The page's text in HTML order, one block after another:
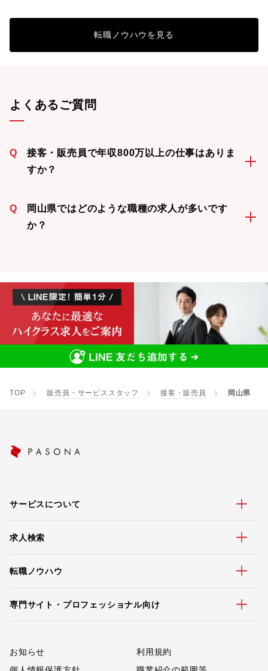
転職ノウハウを見る
よくあるご質問
Q
接客・販売員で年収800万以上の仕事はありま
すか？
Q
岡山県ではどのような職種の求人が多いです
か？
TOP 販売員・サービススタッフ 接客・販売員 岡山県
サービスについて
求人検索
転職ノウハウ
専門サイト・プロフェッショナル向け
お知らせ
利用規約